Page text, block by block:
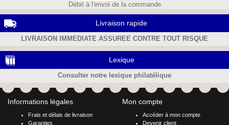
Débit à l'envoi de la commande
Livraison rapide
LIVRAISON IMMEDIATE ASSUREE CONTRE TOUT RISQUE
Lexique
Consulter notre lexique philatélique
Informations légales
Frais et délais de livraison
Garanties
Mon compte
Accéder à mon compte
Devenir client